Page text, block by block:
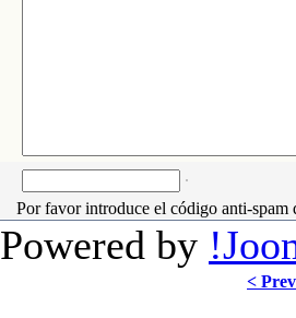
Por favor introduce el código anti-spam
Powered by
< Prev